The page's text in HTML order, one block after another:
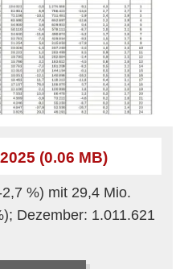
(0.06 MB)
%) mit 29,4 Mio.
Dezember: 1.011.621